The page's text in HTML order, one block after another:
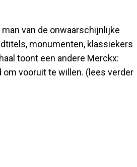
man van de onwaarschijnlijke
monumenten, klassiekers
toont een andere Merckx:
vooruit te willen. (lees verder